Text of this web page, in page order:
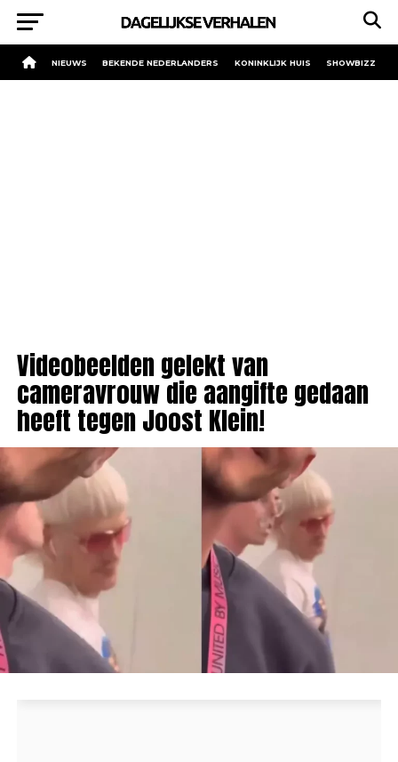
NIEUWS BEKENDE NEDERLANDERS KONINKLIJK HUIS SHOWBIZZ
Videobeelden gelekt van
cameravrouw die aangifte gedaan
heeft tegen Joost Klein!